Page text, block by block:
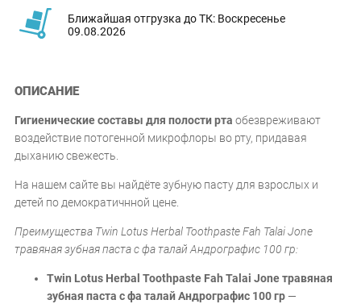
Ближайшая отгрузка до ТК: Воскресенье
09.08.2026
ОПИСАНИЕ
Гигиенические составы для полости рта обезвреживают
воздействие потогенной микрофлоры во рту, придавая
дыханию свежесть.
На нашем сайте вы найдёте зубную пасту для взрослых и
детей по демократичнной цене.
Преимущества Twin Lotus Herbal Toothpaste Fah Talai Jone
травяная зубная паста с фа талай Андрографис 100 гр:
Twin Lotus Herbal Toothpaste Fah Talai Jone травяная
зубная паста с фа талай Андрографис 100 гр —